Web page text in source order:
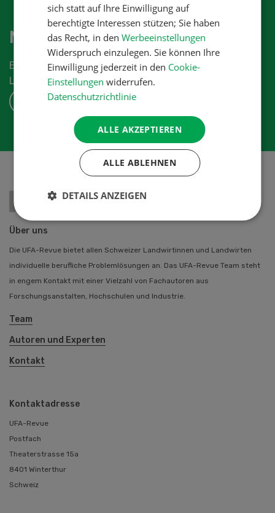
Newsletter abonnieren
Erhalten Sie die aktuellen News aus der
Landwirtschaftsbranche.
ABONNIEREN
Über uns
Die UFA-Revue bietet allen Schweizer Landwirtinnen und Landwirten
individuelle berufliche Problemlösungen an. Das UFA-Revue Team steht
in engem Kontakt mit einer Vielzahl von Fachautoren aus
Forschungsanstalten, Hochschulen und Industrie.
Team
Autoren und Experten
Kontakt
Kontaktadresse
UFA-Revue
Postfach
Theaterstrasse 15a
8401 Winterthur
Schweiz
sich statt auf Ihre Einwilligung auf
berechtigte Interessen stützen; Sie haben
das Recht, in denWerbeeinstellungen
Widerspruch einzulegen. Sie können Ihre
Einwilligung jederzeit in den Cookie-
Einstellungen widerrufen.
Datenschutzrichtlinie
ALLE AKZEPTIEREN
ALLE ABLEHNEN
DETAILS ANZEIGEN